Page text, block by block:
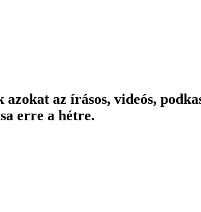
azokat az írásos, videós,
erre a hétre.